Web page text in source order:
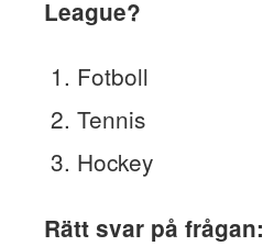
League?
Fotboll
Tennis
Hockey
Rätt svar på frågan: